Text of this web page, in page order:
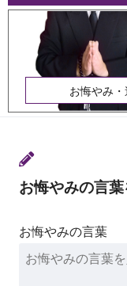
お悔やみ
お悔やみの言
お悔やみの言葉